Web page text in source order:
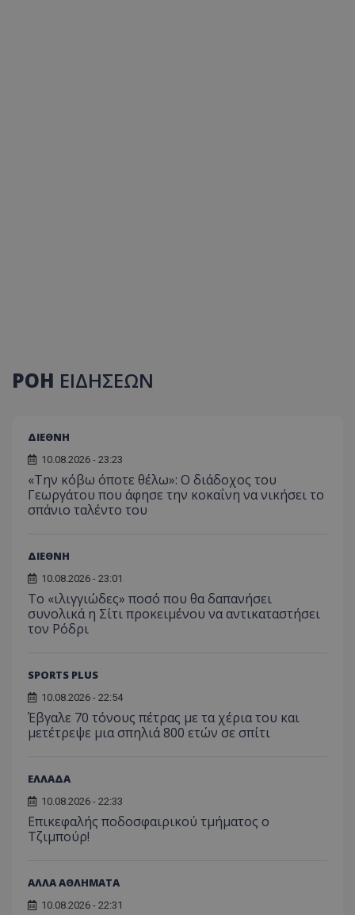
ΡΟΗ ΕΙΔΗΣΕΩΝ
ΔΙΕΘΝΗ
10.08.2026 - 23:23
«Την κόβω όποτε θέλω»: Ο διάδοχος του
Γεωργάτου που άφησε την κοκαΐνη να νικήσει το
σπάνιο ταλέντο του
ΔΙΕΘΝΗ
10.08.2026 - 23:01
Το «ιλιγγιώδες» ποσό που θα δαπανήσει
συνολικά η Σίτι προκειμένου να αντικαταστήσει
τον Ρόδρι
SPORTS PLUS
10.08.2026 - 22:54
Έβγαλε 70 τόνους πέτρας με τα χέρια του και
μετέτρεψε μια σπηλιά 800 ετών σε σπίτι
ΕΛΛΑΔΑ
10.08.2026 - 22:33
Επικεφαλής ποδοσφαιρικού τμήματος ο
Τζιμπούρ!
ΑΛΛΑ ΑΘΛΗΜΑΤΑ
10.08.2026 - 22:31